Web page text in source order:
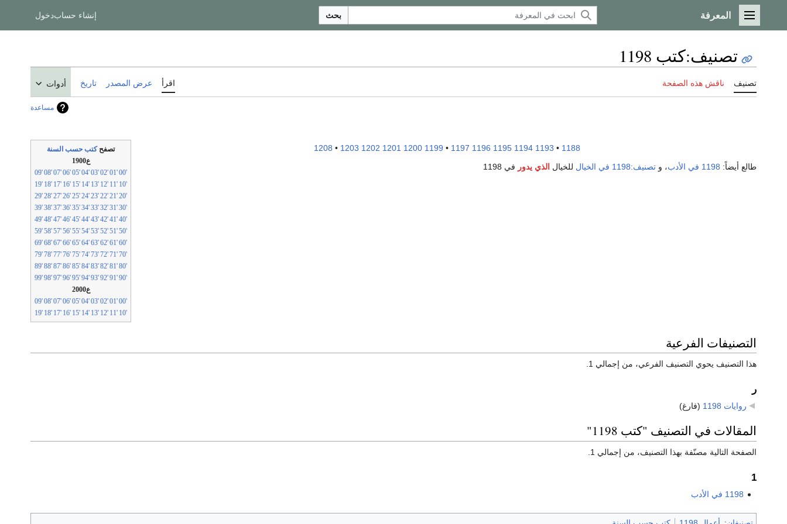
القائمة الرئيسية
المعرفة بحث إنشاء حسابدخول
تصنيف:كتب 1198
تصنيف ناقش هذه الصفحة اقرأ عرض المصدر تاريخ أدوات
مساعدة
تصفحكتب حسب السنة
ع1900
'00
'01
'02
'03
'04
'05
'06
'07
'08
'09
'10
'11
'12
'13
'14
'15
'16
'17
'18
'19
'20
'21
'22
'23
'24
'25
'26
'27
'28
'29
'30
'31
'32
'33
'34
'35
'36
'37
'38
'39
'40
'41
'42
'43
'44
'45
'46
'47
'48
'49
'50
'51
'52
'53
'54
'55
'56
'57
'58
'59
'60
'61
'62
'63
'64
'65
'66
'67
'68
'69
'70
'71
'72
'73
'74
'75
'76
'77
'78
'79
'80
'81
'82
'83
'84
'85
'86
'87
'88
'89
'90
'91
'92
'93
'94
'95
'96
'97
'98
'99
ع2000
'00
'01
'02
'03
'04
'05
'06
'07
'08
'09
'10
'11
'12
'13
'14
'15
'16
'17
'18
'19
1188
•
1193
1194
1195
1196
1197
•
1199
1200
1201
1202
1203
•
1208
طالع أيضاً: 1198 في الأدب ، و تصنيف:1198 في الخيال للخيال الذي يدور في 1198
التصنيفات الفرعية
هذا التصنيف يحوي التصنيف الفرعي، من إجمالي 1.
ر
روايات 1198 (فارغ)
المقالات في التصنيف "كتب 1198"
الصفحة التالية مصنّفة بهذا التصنيف، من إجمالي 1.
1
1198 في الأدب